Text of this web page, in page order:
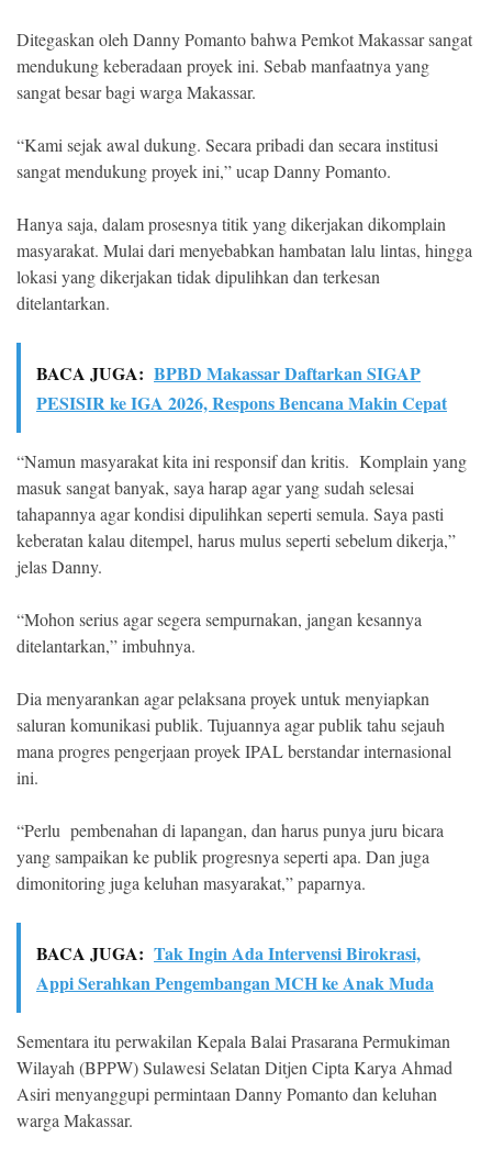
Ditegaskan oleh Danny Pomanto bahwa Pemkot Makassar sangat
mendukung keberadaan proyek ini. Sebab manfaatnya yang
sangat besar bagi warga Makassar.
“Kami sejak awal dukung. Secara pribadi dan secara institusi
sangat mendukung proyek ini,” ucap Danny Pomanto.
Hanya saja, dalam prosesnya titik yang dikerjakan dikomplain
masyarakat. Mulai dari menyebabkan hambatan lalu lintas, hingga
lokasi yang dikerjakan tidak dipulihkan dan terkesan
ditelantarkan.
BACA JUGA: BPBD Makassar Daftarkan SIGAP
PESISIR ke IGA 2026, Respons Bencana Makin Cepat
“Namun masyarakat kita ini responsif dan kritis. Komplain yang
masuk sangat banyak, saya harap agar yang sudah selesai
tahapannya agar kondisi dipulihkan seperti semula. Saya pasti
keberatan kalau ditempel, harus mulus seperti sebelum dikerja,”
jelas Danny.
“Mohon serius agar segera sempurnakan, jangan kesannya
ditelantarkan,” imbuhnya.
Dia menyarankan agar pelaksana proyek untuk menyiapkan
saluran komunikasi publik. Tujuannya agar publik tahu sejauh
mana progres pengerjaan proyek IPAL berstandar internasional
ini.
“Perlu pembenahan di lapangan, dan harus punya juru bicara
yang sampaikan ke publik progresnya seperti apa. Dan juga
dimonitoring juga keluhan masyarakat,” paparnya.
BACA JUGA: Tak Ingin Ada Intervensi Birokrasi,
Appi Serahkan Pengembangan MCH ke Anak Muda
Sementara itu perwakilan Kepala Balai Prasarana Permukiman
Wilayah (BPPW) Sulawesi Selatan Ditjen Cipta Karya Ahmad
Asiri menyanggupi permintaan Danny Pomanto dan keluhan
warga Makassar.